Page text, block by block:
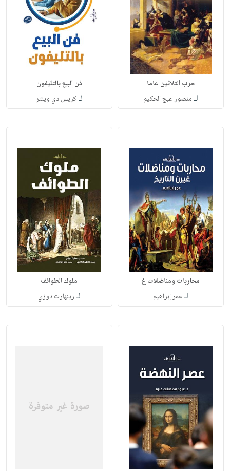
حرب الثلاثين عاما
لـ منصور عبج الحكيم
فن البيع بالتليفون
لـكريس دي وينتر
محاربات ومناضلات غ
لـعمر إبراهيم
ملوك الطوائف
لـ رينهارت دوزي